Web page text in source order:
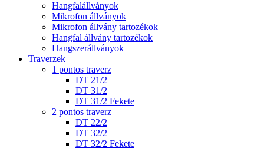
Hangfalállványok
Mikrofon állványok
Mikrofon állvány tartozékok
Hangfal állvány tartozékok
Hangszerállványok
Traverzek
1 pontos traverz
DT 21/2
DT 31/2
DT 31/2 Fekete
2 pontos traverz
DT 22/2
DT 32/2
DT 32/2 Fekete